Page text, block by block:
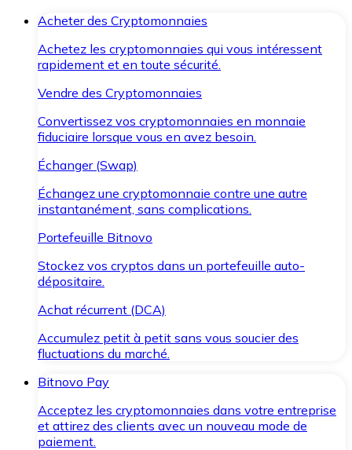
Acheter des Cryptomonnaies
Achetez les cryptomonnaies qui vous intéressent
rapidement et en toute sécurité.
Vendre des Cryptomonnaies
Convertissez vos cryptomonnaies en monnaie
fiduciaire lorsque vous en avez besoin.
Échanger (Swap)
Échangez une cryptomonnaie contre une autre
instantanément, sans complications.
Portefeuille Bitnovo
Stockez vos cryptos dans un portefeuille auto-
dépositaire.
Achat récurrent (DCA)
Accumulez petit à petit sans vous soucier des
fluctuations du marché.
Bitnovo Pay
Acceptez les cryptomonnaies dans votre entreprise
et attirez des clients avec un nouveau mode de
paiement.